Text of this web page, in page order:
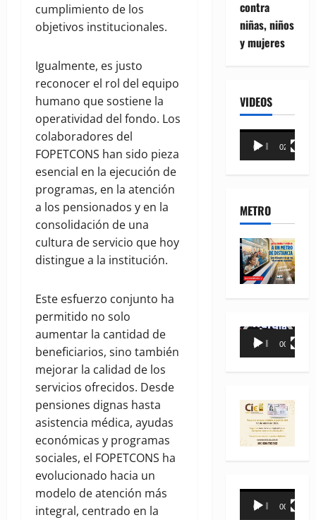
cumplimiento de los
objetivos institucionales.
Igualmente, es justo
reconocer el rol del equipo
humano que sostiene la
operatividad del fondo. Los
colaboradores del
FOPETCONS han sido pieza
esencial en la ejecución de
programas, en la atención
a los pensionados y en la
consolidación de una
cultura de servicio que hoy
distingue a la institución.
Este esfuerzo conjunto ha
permitido no solo
aumentar la cantidad de
beneficiarios, sino también
mejorar la calidad de los
servicios ofrecidos. Desde
pensiones dignas hasta
asistencia médica, ayudas
económicas y programas
sociales, el FOPETCONS ha
evolucionado hacia un
modelo de atención más
integral, centrado en la
contra
niñas, niños
y mujeres
VIDEOS
Reproductor
00:00 02:18
METRO
Reproductor
00:00 00:35
Reproductor
00:00 00:31